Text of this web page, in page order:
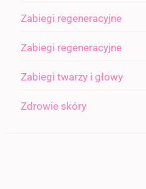
Zabiegi regeneracyjne
Zabiegi regeneracyjne
Zabiegi twarzy i głowy
Zdrowie skóry